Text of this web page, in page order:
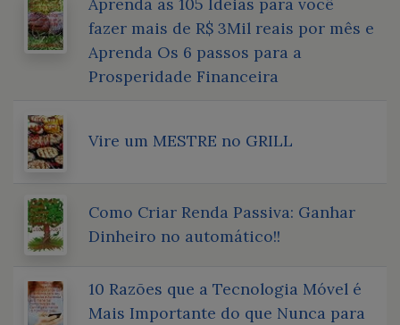
fazer mais de R$ 3Mil reais por mês e
Aprenda Os 6 passos para a
Prosperidade Financeira
Vire um MESTRE no GRILL
Como Criar Renda Passiva: Ganhar
Dinheiro no automático!!
10 Razões que a Tecnologia Móvel é
Mais Importante do que Nunca para